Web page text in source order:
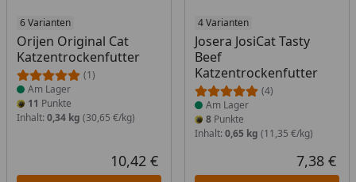
6 Varianten
Orijen Original Cat
Katzentrockenfutter
(1)
Produkt am Lager
Am Lager
11 Punkte
Inhalt: 0,34 kg (30,65 €/kg)
Aktueller Preis
10,42 €
4 Varianten
Josera JosiCat Tasty
Beef
Katzentrockenfutter
(4)
Produkt am Lager
Am Lager
8Punkte
Inhalt: 0,65 kg (11,35 €/kg)
7,38 €